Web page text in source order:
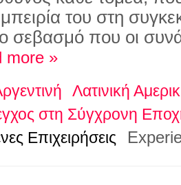
του στη
σεβασμό που οι
more »
Λατινική
στη Σύγχρονη
Επιχειρήσεις